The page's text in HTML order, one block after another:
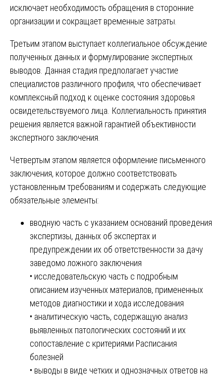
исключает необходимость обращения в сторонние
организации и сокращает временные затраты.
Третьим этапом выступает коллегиальное обсуждение
полученных данных и формулирование экспертных
выводов. Данная стадия предполагает участие
специалистов различного профиля, что обеспечивает
комплексный подход к оценке состояния здоровья
освидетельствуемого лица. Коллегиальность принятия
решения является важной гарантией объективности
экспертного заключения.
Четвертым этапом является оформление письменного
заключения, которое должно соответствовать
установленным требованиям и содержать следующие
обязательные элементы:
вводную часть с указанием оснований проведения
экспертизы, данных об экспертах и
предупреждении их об ответственности за дачу
заведомо ложного заключения
• исследовательскую часть с подробным
описанием изученных материалов, примененных
методов диагностики и хода исследования
• аналитическую часть, содержащую анализ
выявленных патологических состояний и их
сопоставление с критериями Расписания
болезней
• выводы в виде четких и однозначных ответов на